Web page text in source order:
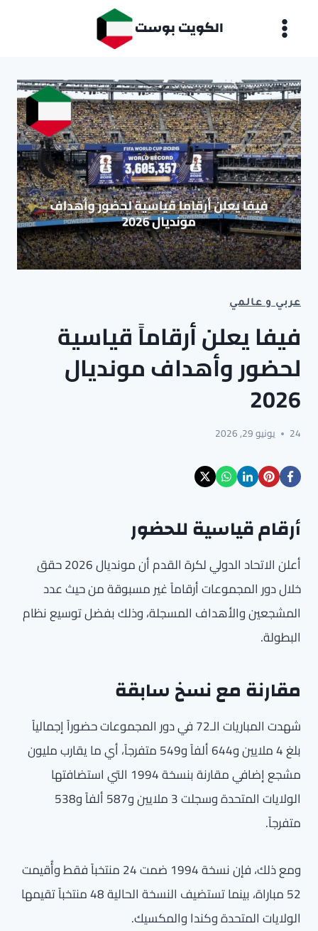
الكويت بوست
عربي و عالمي
فيفا يعلن أرقاماً قياسية
لحضور وأهداف مونديال
2026
24 يونيو 29, 2026
أرقام قياسية للحضور
أعلن الاتحاد الدولي لكرة القدم أن مونديال 2026 حقق
خلال دور المجموعات أرقاماً غير مسبوقة من حيث عدد
المشجعين والأهداف المسجلة، وذلك بفضل توسيع نظام
البطولة.
مقارنة مع نسخ سابقة
شهدت المباريات الـ72 في دور المجموعات حضوراً إجمالياً
بلغ 4 ملايين و644 ألفاً و549 متفرجاً، أي ما يقارب مليون
مشجع إضافي مقارنة بنسخة 1994 التي استضافتها
الولايات المتحدة وسجلت 3 ملايين و587 ألفاً و538
متفرجاً.
ومع ذلك، فإن نسخة 1994 ضمت 24 منتخباً فقط وأُقيمت
52 مباراة، بينما تستضيف النسخة الحالية 48 منتخباً تقيمها
الولايات المتحدة وكندا والمكسيك.